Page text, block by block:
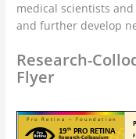
medical scientists
and further develop
Research-
Flyer